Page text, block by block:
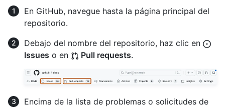
En GitHub, navegue hasta la página principal del
repositorio.
Debajo del nombre del repositorio, haz clic en
Issues o en Pull requests.
Encima de la lista de problemas o solicitudes de